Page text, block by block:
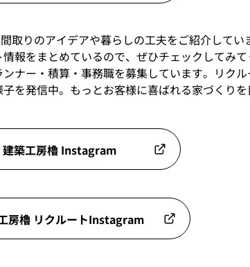
取りのアイデアや暮らしの工夫をご紹介してい
報をまとめているので、ぜひチェックしてみて
ナー・積算・事務職を募集しています。リク
を発信中。もっとお客様に喜ばれる家づくり
建築工房櫓 Instagram
房櫓 リクルートInstagram